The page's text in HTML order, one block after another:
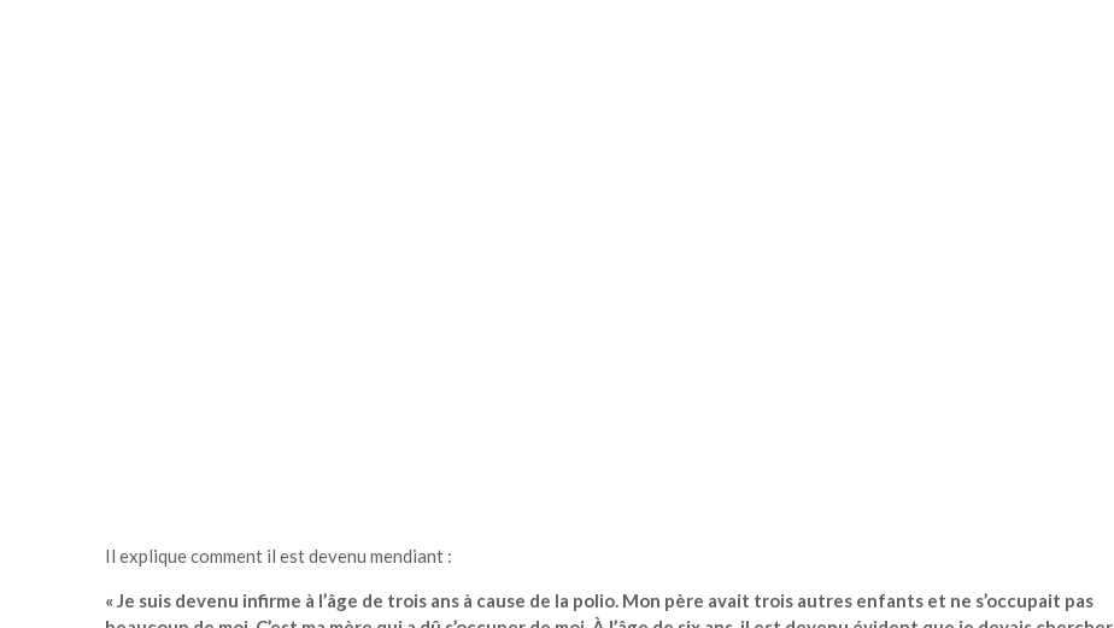
Il explique comment il est devenu mendiant :
« Je suis devenu infirme à l’âge de trois ans à cause de la polio. Mon père avait trois autres enfants et ne s’occupait pas